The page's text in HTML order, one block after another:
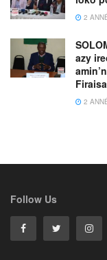
2
azy
2
Follow Us